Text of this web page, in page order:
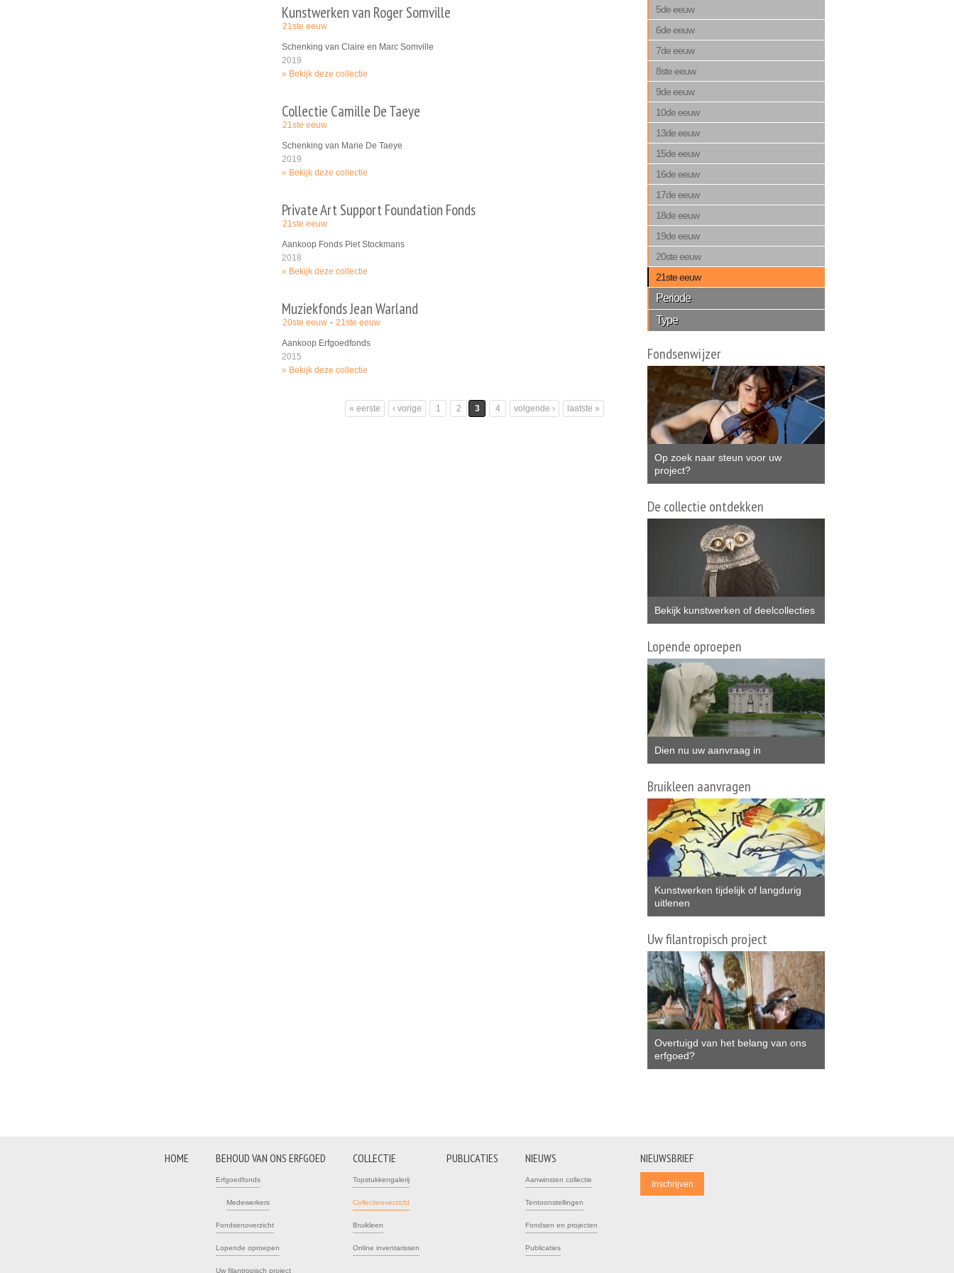
Kunstwerken van Roger Somville
21ste eeuw
Schenking van Claire en Marc Somville
2019
Bekijk deze collectie
Collectie Camille De Taeye
21ste eeuw
Schenking van Marie De Taeye
2019
Bekijk deze collectie
Private Art Support Foundation Fonds
21ste eeuw
Aankoop Fonds Piet Stockmans
2018
Bekijk deze collectie
Muziekfonds Jean Warland
20ste eeuw 21ste eeuw
Aankoop Erfgoedfonds
2015
Bekijk deze collectie
« eerste ‹ vorige 1 2 3 4 volgende › laatste »
5de eeuw
6de eeuw
7de eeuw
8ste eeuw
9de eeuw
10de eeuw
13de eeuw
15de eeuw
16de eeuw
17de eeuw
18de eeuw
19de eeuw
20ste eeuw
21ste eeuw
Periode
Type
Fondsenwijzer
Op zoek naar steun voor uw
project?
De collectie ontdekken
Bekijk kunstwerken of deelcollecties
Lopende oproepen
Dien nu uw aanvraag in
Bruikleen aanvragen
Kunstwerken tijdelijk of langdurig
uitlenen
Uw filantropisch project
Overtuigd van het belang van ons
erfgoed?
NIEUWSBRIEF
NIEUWS
Aanwinsten collectie
Tentoonstellingen
Fondsen en projecten
Publicaties
HOME BEHOUD VAN ONS ERFGOED
Erfgoedfonds
Medewerkers
Fondsenoverzicht
Lopende oproepen
Uw filantropisch project
COLLECTIE
Topstukkengalerij
Collectieoverzicht
Bruikleen
Online inventarissen
PUBLICATIES